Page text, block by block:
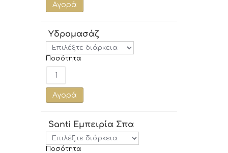
Αγορά
Υδρομασάζ
Ποσότητα
Αγορά
Santi Εμπειρία Σπα
Ποσότητα